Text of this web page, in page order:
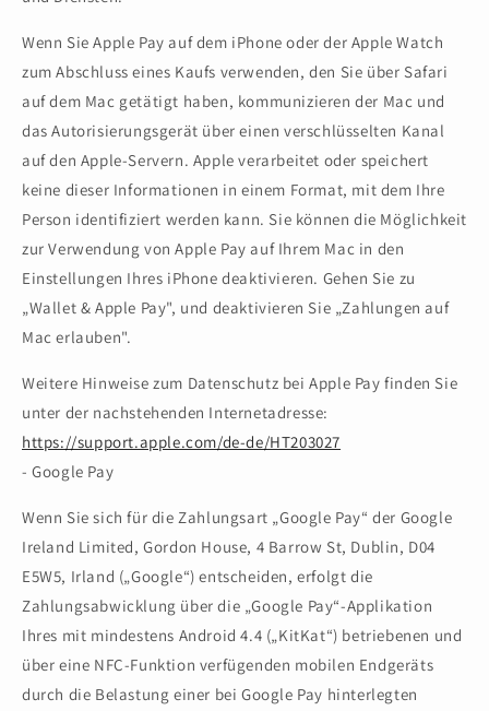
Wenn Sie Apple Pay auf dem iPhone oder der Apple Watch
zum Abschluss eines Kaufs verwenden, den Sie über Safari
auf dem Mac getätigt haben, kommunizieren der Mac und
das Autorisierungsgerät über einen verschlüsselten Kanal
auf den Apple-Servern. Apple verarbeitet oder speichert
keine dieser Informationen in einem Format, mit dem Ihre
Person identifiziert werden kann. Sie können die Möglichkeit
zur Verwendung von Apple Pay auf Ihrem Mac in den
Einstellungen Ihres iPhone deaktivieren. Gehen Sie zu
„Wallet & Apple Pay", und deaktivieren Sie „Zahlungen auf
Mac erlauben".
Weitere Hinweise zum Datenschutz bei Apple Pay finden Sie
unter der nachstehenden Internetadresse:
https://support.apple.com/de-de/HT203027
- Google Pay
Wenn Sie sich für die Zahlungsart „Google Pay“ der Google
Ireland Limited, Gordon House, 4 Barrow St, Dublin, D04
E5W5, Irland („Google“) entscheiden, erfolgt die
Zahlungsabwicklung über die „Google Pay“-Applikation
Ihres mit mindestens Android 4.4 („KitKat“) betriebenen und
über eine NFC-Funktion verfügenden mobilen Endgeräts
durch die Belastung einer bei Google Pay hinterlegten